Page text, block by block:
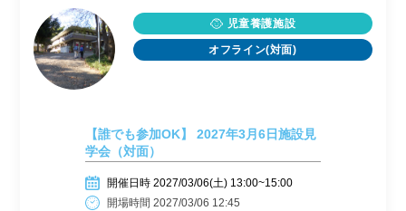
児童養護施設
オフライン(対面)
【誰でも参加OK】 2027年3月6日施設見
学会（対面）
開催日時 2027/03/06(土) 13:00~15:00
開場時間 2027/03/06 12:45